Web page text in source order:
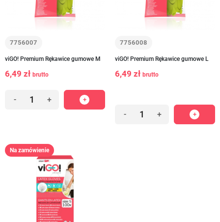
7756007
viGO! Premium Rękawice gumowe M
6,49 zł brutto
- +
7756008
viGO! Premium Rękawice gumowe L
6,49 zł brutto
- +
Na zamówienie